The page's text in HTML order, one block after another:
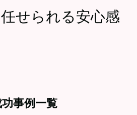
せられる安心感
事例一覧